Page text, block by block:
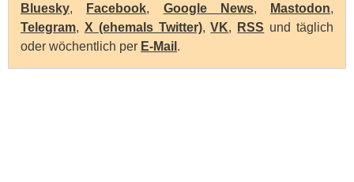
Bluesky, Facebook, Google News, Mastodon,
Telegram, X (ehemals Twitter),VK, RSS und täglich
oder wöchentlich per E-Mail .